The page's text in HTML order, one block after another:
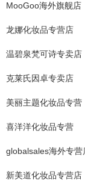
MooGoo海外旗舰店
龙娜化妆品专营店
温碧泉梵可诗专卖店
克莱氏因卓专卖店
美丽主题化妆品专营
喜洋洋化妆品专营
globalsales海外专营
新美道化妆品专营店